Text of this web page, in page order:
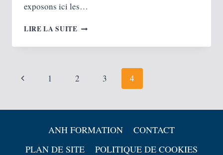
exposons ici les…
LIRE LA SUITE GAGNE-
ON
CHÔMAGE
ARRÊT
?
ET
Navigation
Page
1 2 3 4
ANH FORMATION
CONTACT
PLAN DE SITE
POLITIQUE DE COOKIES